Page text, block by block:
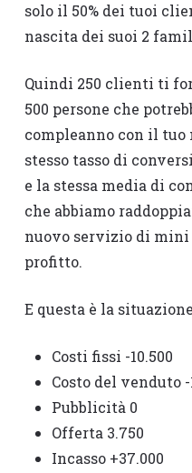
solo il 50% dei tuoi
nascita dei suoi 2
Quindi 250 clienti ti
500 persone che
compleanno con il
stesso tasso di
e la stessa media di
che abbiamo
nuovo servizio di
profitto.
E questa è la
Costi fissi -10.500
Costo del venduto -
Pubblicità 0
Offerta 3.750
Incasso +37.000